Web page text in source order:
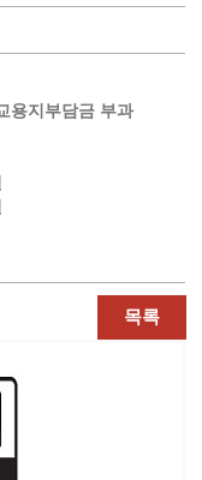
용지부담금 부과
목록